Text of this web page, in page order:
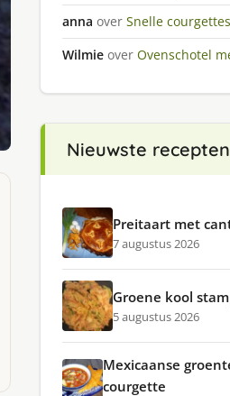
anna over Snelle
Wilmie over Ovenschotel
Nieuwste recepten
Preitaart met
7 augustus 2026
Groene kool
5 augustus 2026
Mexicaanse
courgette